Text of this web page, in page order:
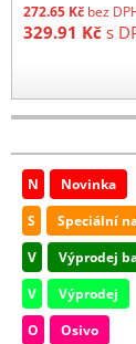
272.65 Kč bez
329.91 Kč s
N
Novinka
S
Speciální
V
Výprodej
V
Výprodej
O
Osivo